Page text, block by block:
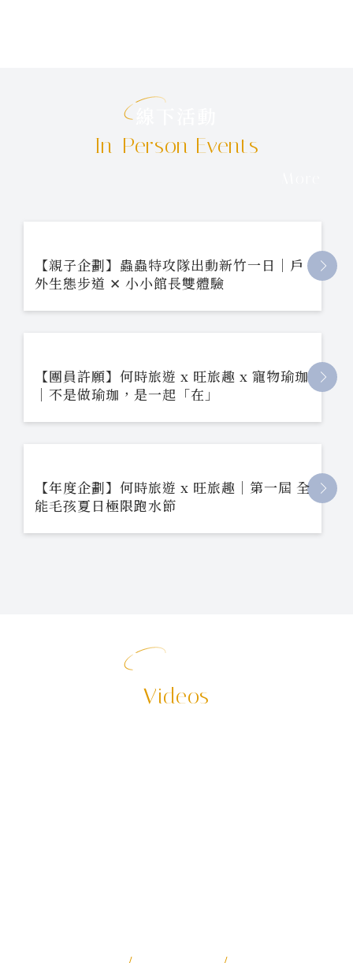
In-Person Events
【親子企劃】蟲蟲特攻隊出動新竹一日｜戶
外生態步道 ✕ 小小館長雙體驗
【團員許願】何時旅遊 x 旺旅趣 x 寵物瑜珈
｜不是做瑜珈，是一起「在」
【年度企劃】何時旅遊 x 旺旅趣｜第一屆 全
能毛孩夏日極限跑水節
Videos